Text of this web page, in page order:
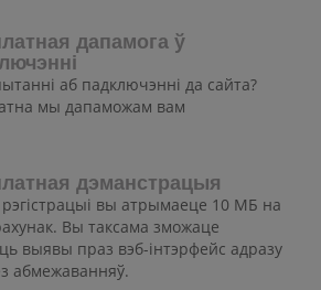
дапамога ў
аб падключэнні да сайта?
мы дапаможам вам
дэманстрацыя
вы атрымаеце 10 МБ на
Вы таксама зможаце
выявы праз вэб-інтэрфейс адразу
абмежаванняў.